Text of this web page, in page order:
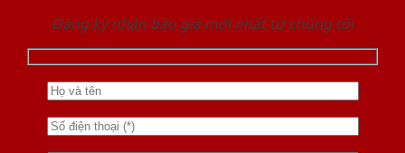
Đăng ký nhận báo giá mới nhất từ chúng tôi